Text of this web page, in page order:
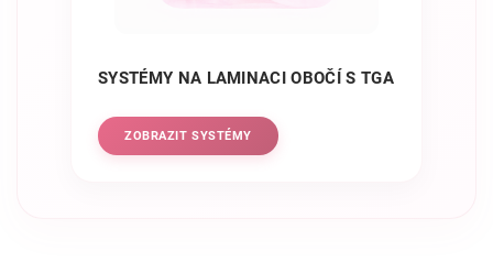
SYSTÉMY NA LAMINACI OBOČÍ S TGA
ZOBRAZIT SYSTÉMY